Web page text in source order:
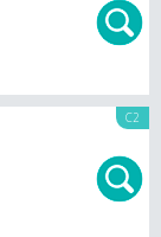
C2